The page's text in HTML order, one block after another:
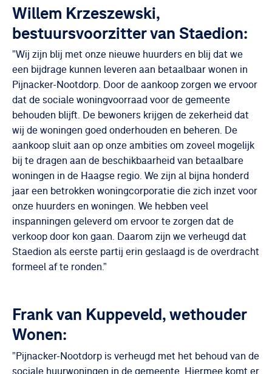
Willem Krzeszewski,
bestuursvoorzitter van Staedion:
"Wij zijn blij met onze nieuwe huurders en blij dat we
een bijdrage kunnen leveren aan betaalbaar wonen in
Pijnacker-Nootdorp. Door de aankoop zorgen we ervoor
dat de sociale woningvoorraad voor de gemeente
behouden blijft. De bewoners krijgen de zekerheid dat
wij de woningen goed onderhouden en beheren. De
aankoop sluit aan op onze ambities om zoveel mogelijk
bij te dragen aan de beschikbaarheid van betaalbare
woningen in de Haagse regio. We zijn al bijna honderd
jaar een betrokken woningcorporatie die zich inzet voor
onze huurders en woningen. We hebben veel
inspanningen geleverd om ervoor te zorgen dat de
verkoop door kon gaan. Daarom zijn we verheugd dat
Staedion als eerste partij erin geslaagd is de overdracht
formeel af te ronden."
Frank van Kuppeveld, wethouder
Wonen:
"Pijnacker-Nootdorp is verheugd met het behoud van de
sociale huurwoningen in de gemeente. Hiermee komt er